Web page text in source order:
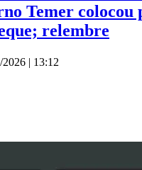
Temer colocou
relembre
2026 | 13:12